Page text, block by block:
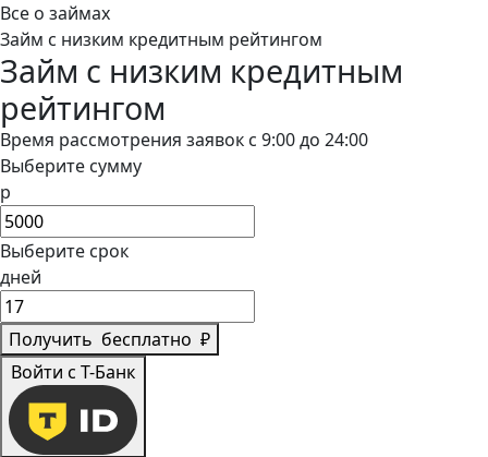
Все о займах
Займ с низким кредитным рейтингом
Займ с низким кредитным
рейтингом
Время рассмотрения заявок с 9:00 до 24:00
Выберите сумму
р
Выберите срок
дней
Получить бесплатно ₽
Войти с Т-Банк